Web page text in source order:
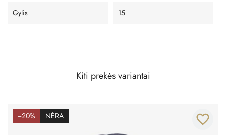
Gylis 15
Kiti prekės variantai
−20% NĖRA favorite_border